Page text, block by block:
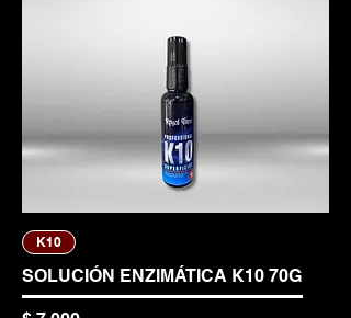
K10
SOLUCIÓN ENZIMÁTICA K10 70G